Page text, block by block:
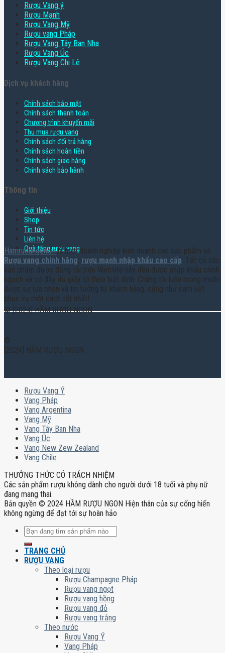
Rượu Vang ý
Rượu Mạnh
Rượu Vang Mỹ
Rượu vang Pháp
Rượu Vang Tây Ban Nha
Rượu Vang Úc
Rượu Vang Chi Lê
Dịch vụ khách hàng
Chính sách bảo mật
Chính sách thanh toán
Chương trình khuyến mãi
Thu mua rượu vang
Chính sách đổi trả hàng
Chính sách hoàn tiền
Chính sách giao hàng
Chính sách bảo hành
Thông tin
Giới thiệu
Shop
Tin tức
Liên hệ
Quà tặng rượu vang
Hamruoungon.vnlà một doanh nghiệp kinh doanh các sản phẩm về
Rượu vang chính hãng, rượu mạnh nhập khẩu cao cấp. Tất cả các
sản phẩm được đăng tải trên Website này đều được nhập khẩu chính
ngạch và có đầy đủ giấy tờ theo luật định. Chúng tôi luôn mong muốn
được sự lựa chọn và tin tưởng từ khách hàng, cũng như cam kết
phục vụ một cách tốt nhất!
© [2024] HẦM RƯỢU NGON
©
[2024] HẦM RƯỢU NGON
Rượu Vang Ý
Vang Pháp
Vang Argentina
Vang Mỹ
Vang Tây Ban Nha
Vang Úc
Vang New Zew Zealand
Vang Chile
THƯỞNG THỨC CÓ TRÁCH NHIỆM
Các sản phẩm rượu không dành cho người dưới 18 tuổi và phụ nữ
đang mang thai.
Bản quyền © 2024 HẦM RƯỢU NGON Hiện thân của sự cống hiến
không ngừng để đạt tới sự hoàn hảo
Tìm
TRANG CHỦ
RƯỢU VANG
Theo loại rượu
Rượu Champagne Pháp
Rượu vang ngọt
Rượu vang hồng
Rượu vang đỏ
Rượu vang trắng
Theo nước
Rượu Vang Ý
Vang Pháp